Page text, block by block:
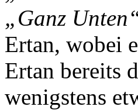
„Ganz
Ertan, wobei
Ertan bereits
wenigstens